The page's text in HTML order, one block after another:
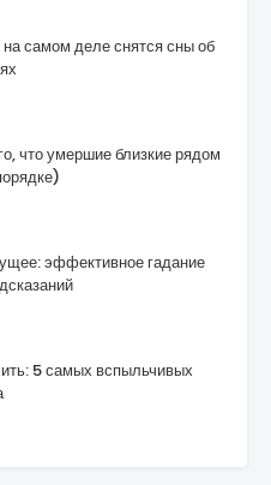
самом деле снятся сны об
что умершие близкие рядом
эффективное гадание
5 самых вспыльчивых